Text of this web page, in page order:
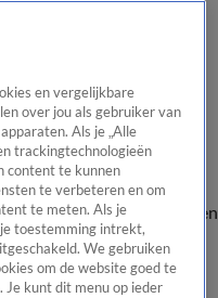
Onze gezichten
In de
Kijkersvraag insturen
en vergelijkbare
over jou als gebruiker van
Als je „Alle
trackingtechnologieën
content te kunnen
te verbeteren en om
te meten. Als je
toestemming intrekt,
We gebruiken
om de website goed te
Je kunt dit menu op ieder